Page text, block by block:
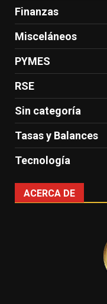
Finanzas
Misceláneos
PYMES
RSE
Sin categoría
Tasas y Balances
Tecnología
ACERCA DE